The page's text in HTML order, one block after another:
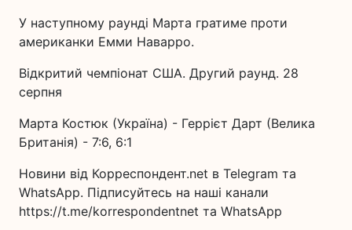
У наступному раунді Марта гратиме проти
американки Емми Наварро.
Відкритий чемпіонат США. Другий раунд. 28
серпня
Марта Костюк (Україна) - Геррієт Дарт (Велика
Британія) - 7:6, 6:1
Новини від Корреспондент.net в Telegram та
WhatsApp. Підписуйтесь на наші канали
https://t.me/korrespondentnet та WhatsApp